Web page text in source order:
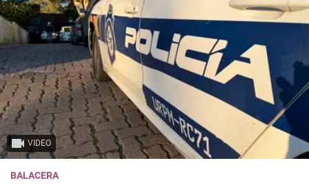
VIDEO
BALACERA